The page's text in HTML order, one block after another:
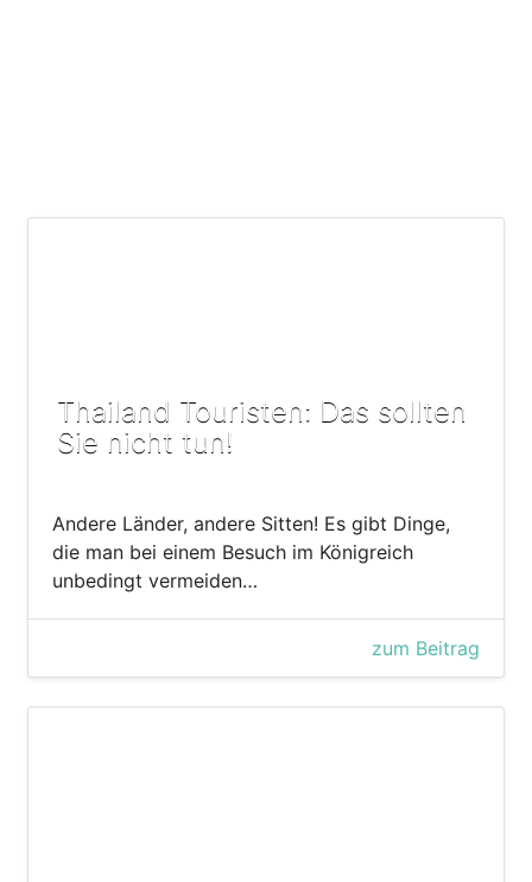
Thailand Touristen: Das sollten
Sie nicht tun!
Andere Länder, andere Sitten! Es gibt Dinge,
die man bei einem Besuch im Königreich
unbedingt vermeiden…
zum Beitrag